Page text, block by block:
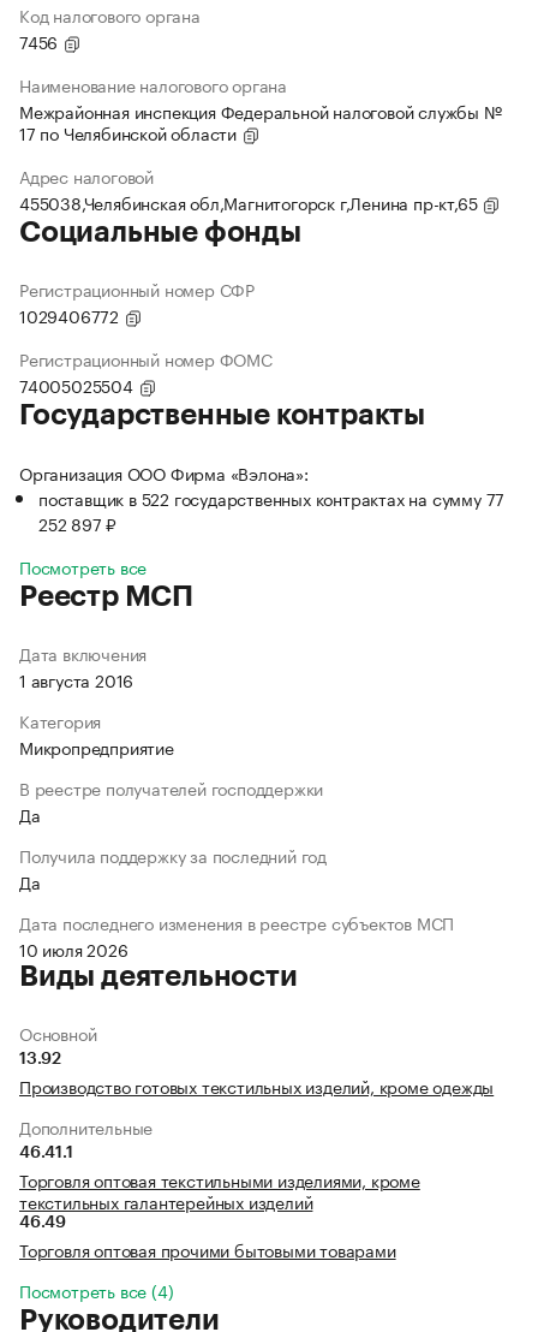
Код налогового органа
7456
Наименование налогового органа
Межрайонная инспекция Федеральной налоговой службы №
17 по Челябинской области
Адрес налоговой
455038,Челябинская обл,Магнитогорск г,Ленина пр-кт,65
Социальные фонды
Регистрационный номер СФР
1029406772
Регистрационный номер ФОМС
74005025504
Государственные контракты
Организация ООО Фирма «Вэлона»:
поставщик в 522 государственных контрактах на сумму 77
252 897 ₽
Посмотреть все
Реестр МСП
Дата включения
1 августа 2016
Категория
Микропредприятие
В реестре получателей господдержки
Да
Получила поддержку за последний год
Да
Дата последнего изменения в реестре субъектов МСП
10 июля 2026
Виды деятельности
Основной
13.92
Производство готовых текстильных изделий, кроме одежды
Дополнительные
46.41.1
Торговля оптовая текстильными изделиями, кроме
текстильных галантерейных изделий
46.49
Торговля оптовая прочими бытовыми товарами
Посмотреть все (4)
Руководители